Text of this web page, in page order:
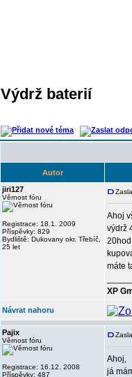
Výdrž baterií
Autor
jiri127
Věrnost fóru
Registrace: 18.1. 2009
Příspěvky: 829
Bydliště: Dukovany okr. Třebíč,
25 let
Ahoj
výdrž
máte
XP
Návrat nahoru
Pajix
Věrnost fóru
Registrace: 16.12. 2008
Příspěvky: 487
Ahoj,
já